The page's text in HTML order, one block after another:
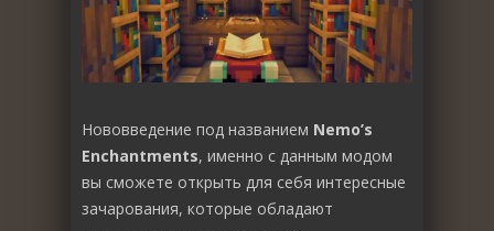
Нововведение под названием Nemo’s
Enchantments, именно с данным модом
вы сможете открыть для себя интересные
зачарования, которые обладают